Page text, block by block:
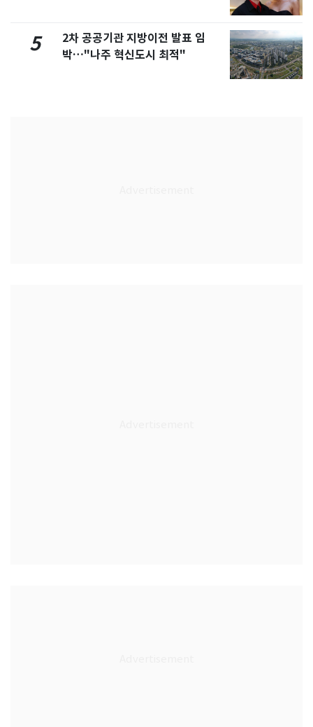
5
2차 공공기관 지방이전 발표 임
박…"나주 혁신도시 최적"